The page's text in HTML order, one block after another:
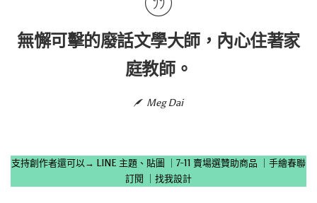
無懈可擊的廢話文學大師，內心住著家
庭教師。
Meg Dai
支持創作者還可以→ LINE 主題、貼圖 7-11 賣場選贊助商品
手繪春聯
訂閱
找我設計